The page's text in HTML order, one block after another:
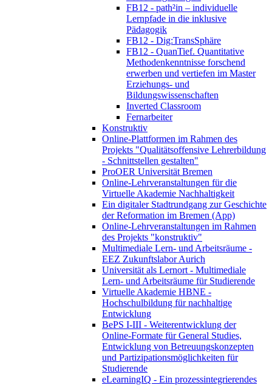
FB12 - path²in – individuelle
Lernpfade in die inklusive
Pädagogik
FB12 - Dig:TransSphäre
FB12 - QuanTief. Quantitative
Methodenkenntnisse forschend
erwerben und vertiefen im Master
Erziehungs- und
Bildungswissenschaften
Inverted Classroom
Fernarbeiter
Konstruktiv
Online-Plattformen im Rahmen des
Projekts "Qualitätsoffensive Lehrerbildung
- Schnittstellen gestalten"
ProOER Universität Bremen
Online-Lehrveranstaltungen für die
Virtuelle Akademie Nachhaltigkeit
Ein digitaler Stadtrundgang zur Geschichte
der Reformation im Bremen (App)
Online-Lehrveranstaltungen im Rahmen
des Projekts "konstruktiv"
Multimediale Lern- und Arbeitsräume -
EEZ Zukunftslabor Aurich
Universität als Lernort - Multimediale
Lern- und Arbeitsräume für Studierende
Virtuelle Akademie HBNE -
Hochschulbildung für nachhaltige
Entwicklung
BePS I-III - Weiterentwicklung der
Online-Formate für General Studies,
Entwicklung von Betreuungskonzepten
und Partizipationsmöglichkeiten für
Studierende
eLearningIQ - Ein prozessintegrierendes